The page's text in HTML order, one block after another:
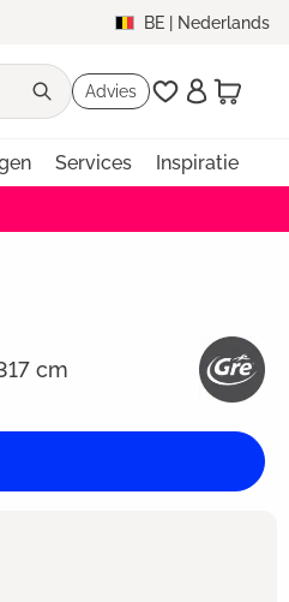
BE | Nederlands
Advies
Services Inspiratie
cm